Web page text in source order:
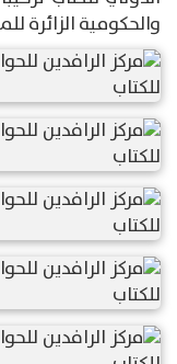
والحكومية الزائرة